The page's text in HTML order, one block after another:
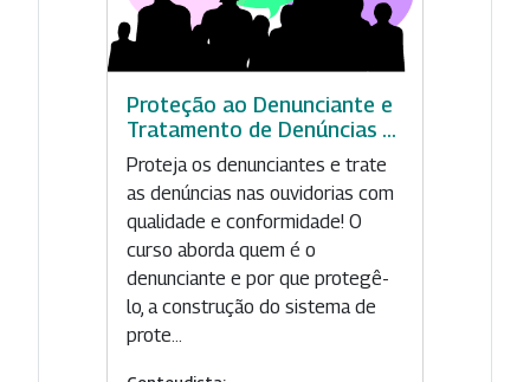
Proteção ao Denunciante e
Tratamento de Denúncias ...
Proteja os denunciantes e trate
as denúncias nas ouvidorias com
qualidade e conformidade! O
curso aborda quem é o
denunciante e por que protegê-
lo, a construção do sistema de
prote...